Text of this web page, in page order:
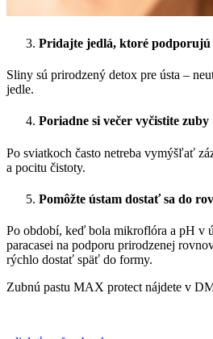
Pridajte jedlá, ktoré podporujú
Sliny sú prirodzený detox pre ústa –
jedle.
Poriadne si večer vyčistite zuby
Po sviatkoch často netreba vymýšľať
a pocitu čistoty.
Pomôžte ústam dostať sa do
Po období, keď bola mikroflóra a pH v
paracasei na podporu prirodzenej
rýchlo dostať späť do formy.
Zubnú pastu MAX protect nájdete v